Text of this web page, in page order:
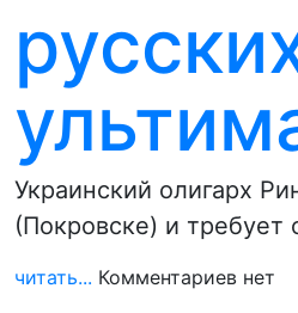
Украинский олигарх
(Покровске) и
читать... Комментариев нет